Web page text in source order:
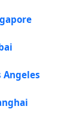
Angeles